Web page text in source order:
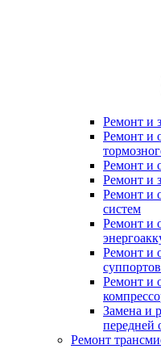
Ремонт и
Ремонт и
Ремонт и
Ремонт и
Ремонт и
систем
Ремонт и
Ремонт и
суппортов
Ремонт и
Замена и
передней
Ремонт